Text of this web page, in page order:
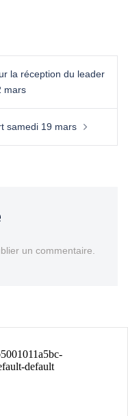
la réception du leader
mars
samedi 19 mars
un commentaire.